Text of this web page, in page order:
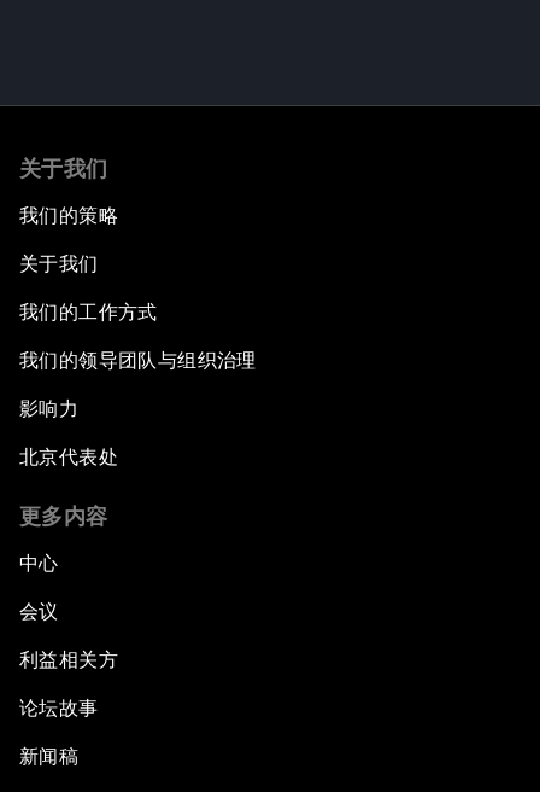
关于我们
我们的策略
关于我们
我们的工作方式
我们的领导团队与组织治理
影响力
北京代表处
更多内容
中心
会议
利益相关方
论坛故事
新闻稿